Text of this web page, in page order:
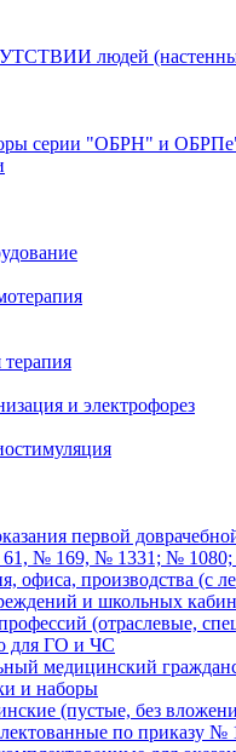
людей
серии "ОБРН" и
и электрофорез
первой
61, № 169, № 1331; №
офиса, производства (с
и школьных
(отраслевые,
для ГО и ЧС
медицинский
и наборы
(пустые, без
по приказу